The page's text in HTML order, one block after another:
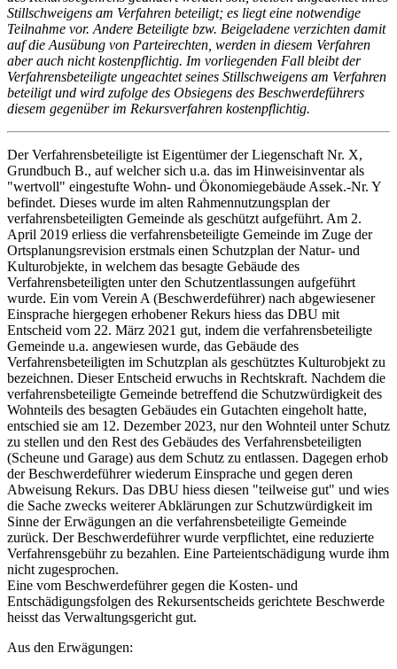
Stillschweigens am Verfahren beteiligt; es liegt eine notwendige
Teilnahme vor. Andere Beteiligte bzw. Beigeladene verzichten damit
auf die Ausübung von Parteirechten, werden in diesem Verfahren
aber auch nicht kostenpflichtig. Im vorliegenden Fall bleibt der
Verfahrensbeteiligte ungeachtet seines Stillschweigens am Verfahren
beteiligt und wird zufolge des Obsiegens des Beschwerdeführers
diesem gegenüber im Rekursverfahren kostenpflichtig.
Der Verfahrensbeteiligte ist Eigentümer der Liegenschaft Nr. X,
Grundbuch B., auf welcher sich u.a. das im Hinweisinventar als
"wertvoll" eingestufte Wohn- und Ökonomiegebäude Assek.-Nr. Y
befindet. Dieses wurde im alten Rahmennutzungsplan der
verfahrensbeteiligten Gemeinde als geschützt aufgeführt. Am 2.
April 2019 erliess die verfahrensbeteiligte Gemeinde im Zuge der
Ortsplanungsrevision erstmals einen Schutzplan der Natur- und
Kulturobjekte, in welchem das besagte Gebäude des
Verfahrensbeteiligten unter den Schutzentlassungen aufgeführt
wurde. Ein vom Verein A (Beschwerdeführer) nach abgewiesener
Einsprache hiergegen erhobener Rekurs hiess das DBU mit
Entscheid vom 22. März 2021 gut, indem die verfahrensbeteiligte
Gemeinde u.a. angewiesen wurde, das Gebäude des
Verfahrensbeteiligten im Schutzplan als geschütztes Kulturobjekt zu
bezeichnen. Dieser Entscheid erwuchs in Rechtskraft. Nachdem die
verfahrensbeteiligte Gemeinde betreffend die Schutzwürdigkeit des
Wohnteils des besagten Gebäudes ein Gutachten eingeholt hatte,
entschied sie am 12. Dezember 2023, nur den Wohnteil unter Schutz
zu stellen und den Rest des Gebäudes des Verfahrensbeteiligten
(Scheune und Garage) aus dem Schutz zu entlassen. Dagegen erhob
der Beschwerdeführer wiederum Einsprache und gegen deren
Abweisung Rekurs. Das DBU hiess diesen "teilweise gut" und wies
die Sache zwecks weiterer Abklärungen zur Schutzwürdigkeit im
Sinne der Erwägungen an die verfahrensbeteiligte Gemeinde
zurück. Der Beschwerdeführer wurde verpflichtet, eine reduzierte
Verfahrensgebühr zu bezahlen. Eine Parteientschädigung wurde ihm
nicht zugesprochen.
Eine vom Beschwerdeführer gegen die Kosten- und
Entschädigungsfolgen des Rekursentscheids gerichtete Beschwerde
heisst das Verwaltungsgericht gut.
Aus den Erwägungen: